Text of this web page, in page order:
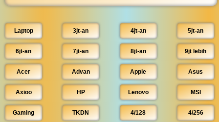
Laptop 3jt-an 4jt-an 5jt-an
6jt-an 7jt-an 8jt-an 9jt lebih
Acer Advan Apple Asus
Axioo HP Lenovo MSI
Gaming TKDN 4/128 4/256